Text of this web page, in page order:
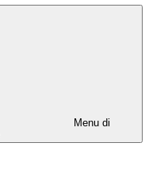
Menu di